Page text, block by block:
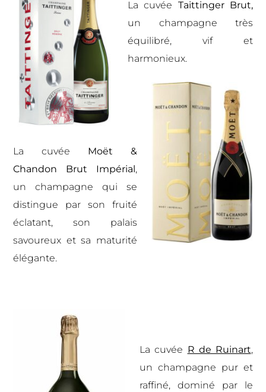
La cuvée Taittinger Brut,
un champagne très
équilibré, vif et
harmonieux.
La cuvée Moët &
Chandon Brut Impérial,
un champagne qui se
distingue par son fruité
éclatant, son palais
savoureux et sa maturité
élégante.
La cuvée R de Ruinart,
un champagne pur et
raffiné, dominé par le